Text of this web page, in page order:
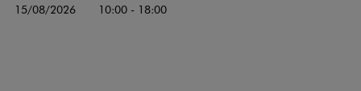
15/08/2026 10:00 - 18:00